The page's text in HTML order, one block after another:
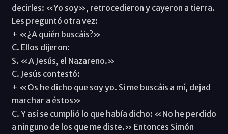
decirles: «Yo soy», retrocedieron y cayeron a tierra.
Les preguntó otra vez:
+ «¿A quién buscáis?»
C. Ellos dijeron:
S. «A Jesús, el Nazareno.»
C. Jesús contestó:
+ «Os he dicho que soy yo. Si me buscáis a mí, dejad
marchar a éstos»
C. Y así se cumplió lo que había dicho: «No he perdido
a ninguno de los que me diste.» Entonces Simón